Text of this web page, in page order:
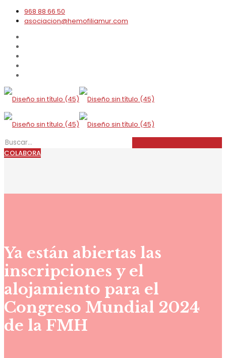
968 88 66 50
asociacion@hemofiliamur.com
COLABORA
Ya están abiertas las
inscripciones y el
alojamiento para el
Congreso Mundial 2024
de la FMH